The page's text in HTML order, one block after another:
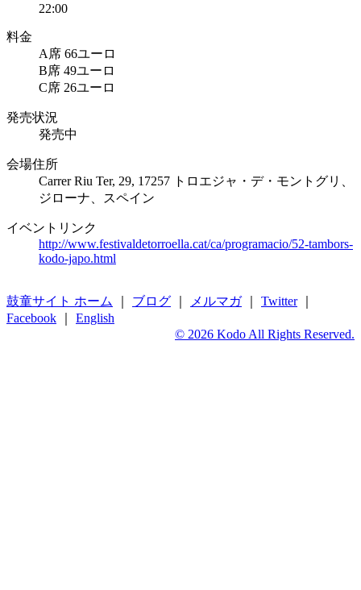
22:00
料金
A席 66ユーロ
B席 49ユーロ
C席 26ユーロ
発売状況
発売中
会場住所
Carrer Riu Ter, 29, 17257 トロエジャ・デ・モントグリ、
ジローナ、スペイン
イベントリンク
http://www.festivaldetorroella.cat/ca/programacio/52-tambors-
kodo-japo.html
鼓童サイト ホーム ブログ メルマガ｜ Twitter｜
Facebook
English
© 2026 Kodo All Rights Reserved.